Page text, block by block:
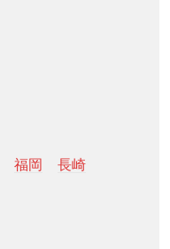
福岡
長崎